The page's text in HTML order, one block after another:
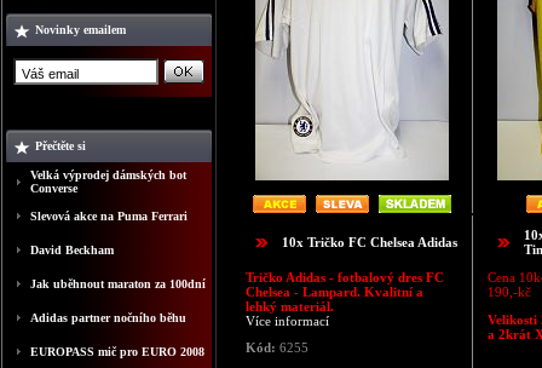
Novinky emailem
Přečtěte si
Velká výprodej dámských bot
Converse
Slevová akce na Puma Ferrari
David Beckham
Jak uběhnout maraton za 100dní
Adidas partner nočního běhu
EUROPASS mič pro EURO 2008
10x Tričko FC Chelsea Adidas
Tričko Adidas - fotbalový dres FC
Chelsea - Lampard. Kvalitní a
lehký materiál.
Více informací
Kód: 6255
Cena
190,-kč
a 2krát